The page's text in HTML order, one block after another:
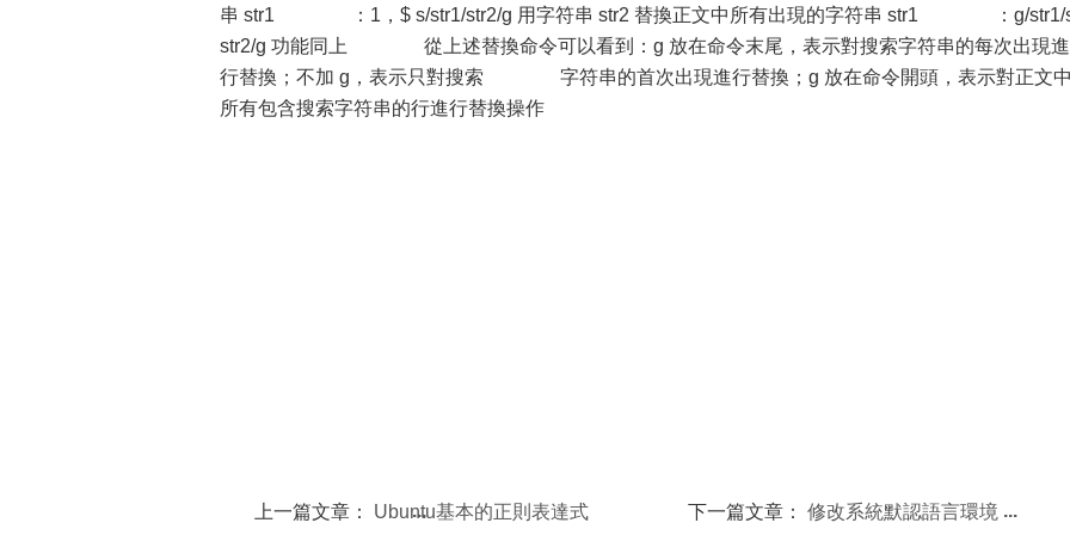
串 str1 ：1，$ s/str1/str2/g 用字符串 str2 替換正文中所有出現的字符串 str1 ：g/str1/
str2/g 功能同上 從上述替換命令可以看到：g 放在命令末尾，表示對搜索字符串的每次出現進
行替換；不加 g，表示只對搜索 字符串的首次出現進行替換；g 放在命令開頭，表示對正文
所有包含搜索字符串的行進行替換操作
上一篇文章： Ubuntu基本的正則表達式 下一篇文章： 修改系統默認語言環境